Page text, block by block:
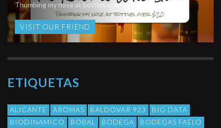
Thumbing my nose at bottles over $20
VISIT OUR FRIEND
ETIQUETAS
ALICANTE AROMAS BALDOVAR 923
BIG DATA
BIODINAMICO
BOBAL BODEGA
BODEGAS FAELO